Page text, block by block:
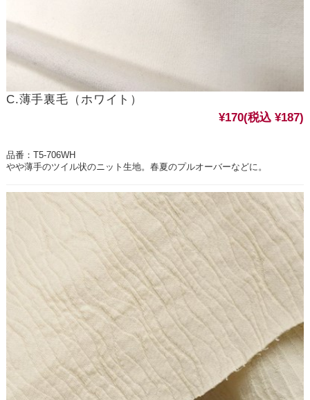
C.薄手裏毛（ホワイト）
¥170(税込 ¥187)
品番：T5-706WH
やや薄手のツイル状のニット生地。春夏のプルオーバーなどに。